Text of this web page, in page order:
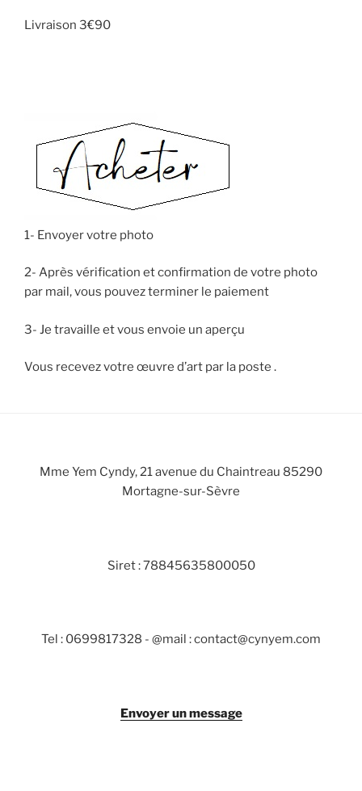
Livraison 3€90
1- Envoyer votre photo
2- Après vérification et confirmation de votre photo
par mail, vous pouvez terminer le paiement
3- Je travaille et vous envoie un aperçu
Vous recevez votre œuvre d’art par la poste .
Mme Yem Cyndy, 21 avenue du Chaintreau 85290
Mortagne-sur-Sèvre
Siret : 78845635800050
Tel : 0699817328 - @mail : contact@cynyem.com
Envoyer un message